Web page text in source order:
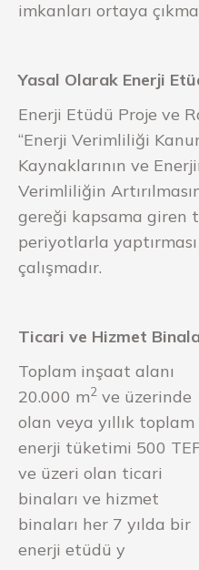
imkanları ortaya
Yasal Olarak Enerji
Enerji Etüdü Proje ve
“Enerji Verimliliği
Kaynaklarının ve
Verimliliğin
gereği kapsama giren
periyotlarla
çalışmadır.
Ticari ve Hizmet
Toplam inşaat alanı
20.000 m2 ve üzerinde
olan veya yıllık toplam
enerji tüketimi 500
ve üzeri olan ticari
binaları ve hizmet
binaları her 7 yılda bir
enerji etüdü y